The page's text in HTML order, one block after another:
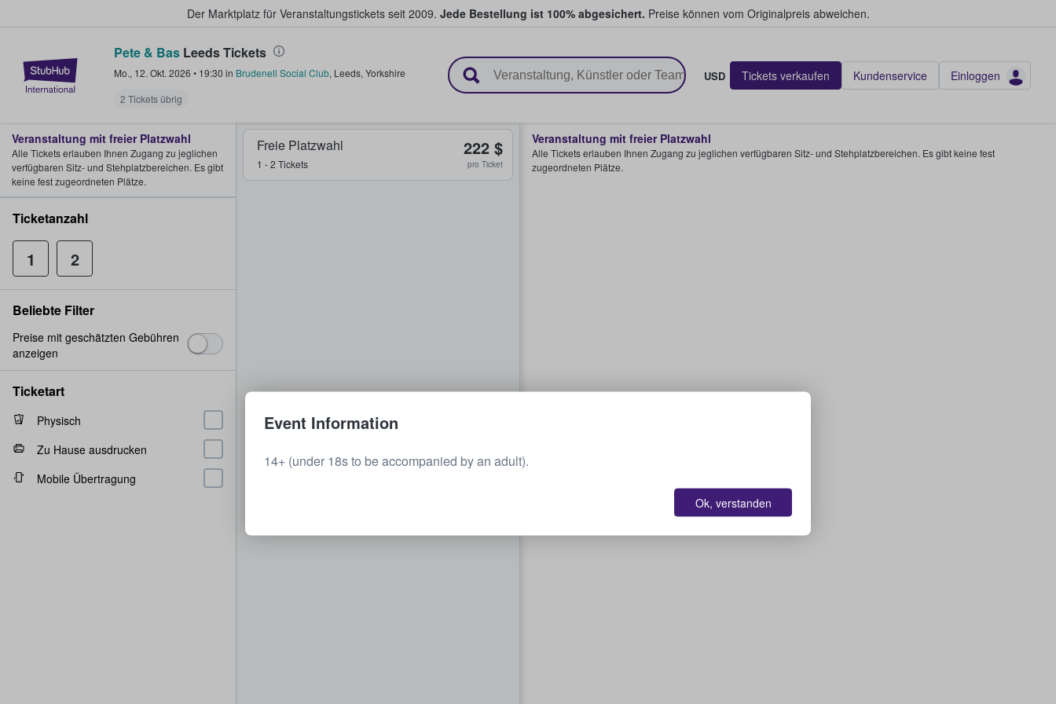
Der Marktplatz für Veranstaltungstickets seit 2009. Jede Bestellung ist 100% abgesichert. Preise können vom Originalpreis abweichen.
StubHub - Wo Fans Tickets kaufen & verkaufen
Pete & Bas Leeds Tickets
Mo., 12. Okt. 2026 • 19:30 in Brudenell Social Club, Leeds, Yorkshire
2 Tickets übrig
USD Tickets verkaufen Kundenservice Einloggen
Freie Platzwahl
1 - 2 Tickets
222 $
pro Ticket
Veranstaltung mit freier Platzwahl
Alle Tickets erlauben Ihnen Zugang zu jeglichen verfügbaren Sitz- und Stehplatzbereichen. Es gibt keine fest
zugeordneten Plätze.
Veranstaltung mit freier Platzwahl
Alle Tickets erlauben Ihnen Zugang zu jeglichen
verfügbaren Sitz- und Stehplatzbereichen. Es gibt
keine fest zugeordneten Plätze.
Ticketanzahl
1 2
Beliebte Filter
Preise mit geschätzten Gebühren
anzeigen
Ticketart
Physisch
Zu Hause ausdrucken
Mobile Übertragung
Event Information
14+ (under 18s to be accompanied by an adult).
Ok, verstanden